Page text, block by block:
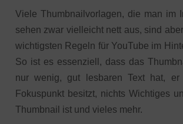
Viele Thumbnailvorlagen, die man im
sehen zwar vielleicht nett aus, sind
wichtigsten Regeln für YouTube im
So ist es essenziell, dass das
nur wenig, gut lesbaren Text hat, er
Fokuspunkt besitzt, nichts Wichtiges
Thumbnail ist und vieles mehr.